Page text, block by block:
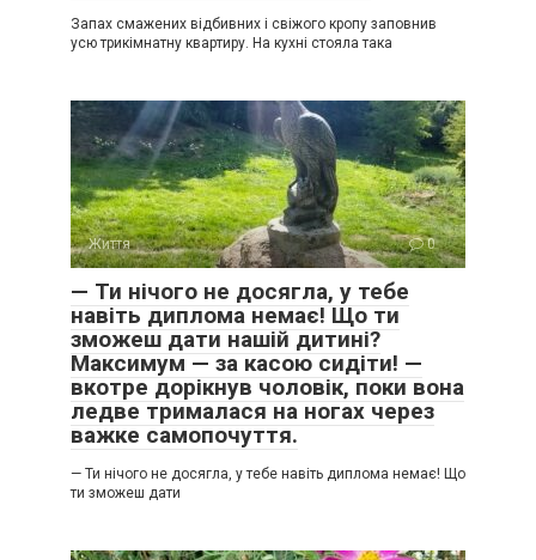
Запах смажених відбивних і свіжого кропу заповнив
усю трикімнатну квартиру. На кухні стояла така
Життя 0
— Ти нічого не досягла, у тебе
навіть диплома немає! Що ти
зможеш дати нашій дитині?
Максимум — за касою сидіти! —
вкотре дорікнув чоловік, поки вона
ледве трималася на ногах через
важке самопочуття.
— Ти нічого не досягла, у тебе навіть диплома немає! Що
ти зможеш дати